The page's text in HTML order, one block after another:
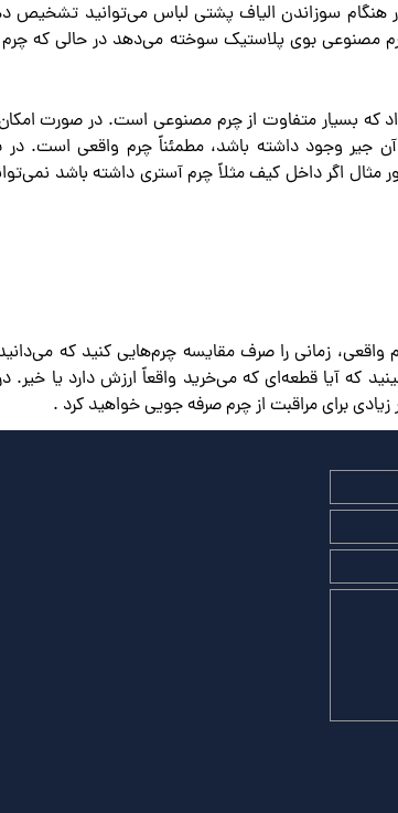
هنگام سوزاندن الیاف پشتی لباس می‌توانید تشخیص
بوی پلاستیک سوخته می‌دهد در حالی که
که بسیار متفاوت از چرم مصنوعی است. در صورت امکان
وجود داشته باشد، مطمئناً چرم واقعی است. در
اگر داخل کیف مثلاً چرم آستری داشته باشد
زمانی را صرف مقایسه چرم‌هایی کنید که
که آیا قطعه‌ای که می‌خرید واقعاً ارزش دارد یا خیر. در
برای مراقبت از چرم صرفه جویی خواهید کرد .